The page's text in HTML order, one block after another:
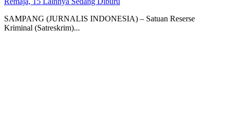
SAMPANG (JURNALIS INDONESIA) – Satuan Reserse
Kriminal (Satreskrim)...